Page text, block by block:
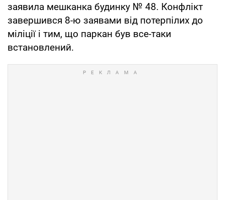
заявила мешканка будинку № 48. Конфлікт
завершився 8-ю заявами від потерпілих до
міліції і тим, що паркан був все-таки
встановлений.